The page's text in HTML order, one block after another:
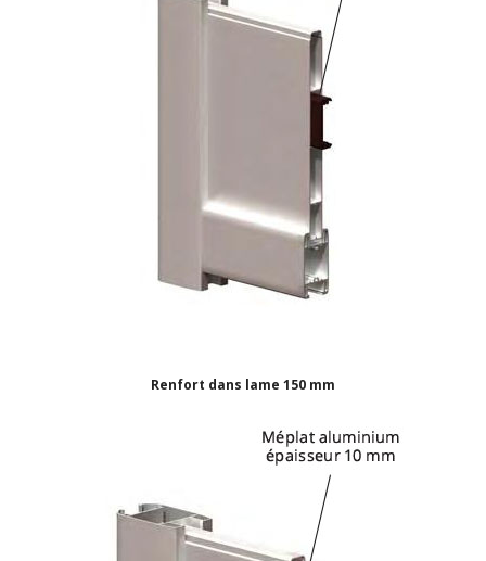
Renfort dans lame 150 mm